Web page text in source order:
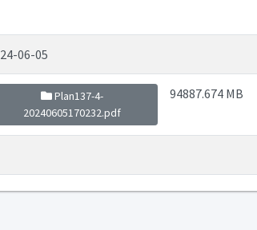
06-05
Plan137-4-
20240605170232.pdf
94887.674 MB